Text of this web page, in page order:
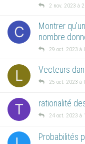
2 nov. 2023 à
C
Montrer
nombre
29 oct. 2023 à
L Vecteurs
25 oct. 2023 à
T rationalité
24 oct. 2023 à
Probabilités